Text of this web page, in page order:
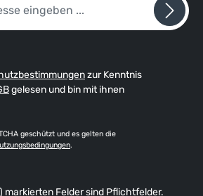
zur Kenntnis
gelesen und bin mit ihnen
geschützt und es gelten die
.
markierten Felder sind Pflichtfelder.